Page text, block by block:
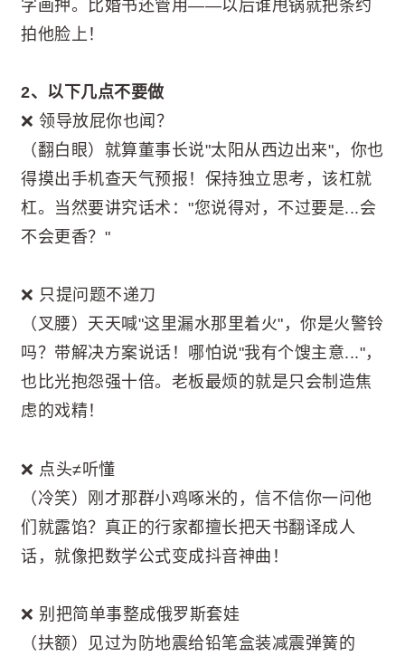
字画押。比婚书还管用——以后谁甩锅就把条约
拍他脸上！
2、以下几点不要做
❌ 领导放屁你也闻？
（翻白眼）就算董事长说"太阳从西边出来"，你也
得摸出手机查天气预报！保持独立思考，该杠就
杠。当然要讲究话术："您说得对，不过要是...会
不会更香？"
❌ 只提问题不递刀
（叉腰）天天喊"这里漏水那里着火"，你是火警铃
吗？带解决方案说话！哪怕说"我有个馊主意..."，
也比光抱怨强十倍。老板最烦的就是只会制造焦
虑的戏精！
❌ 点头≠听懂
（冷笑）刚才那群小鸡啄米的，信不信你一问他
们就露馅？真正的行家都擅长把天书翻译成人
话，就像把数学公式变成抖音神曲！
❌ 别把简单事整成俄罗斯套娃
（扶额）见过为防地震给铅笔盒装减震弹簧的